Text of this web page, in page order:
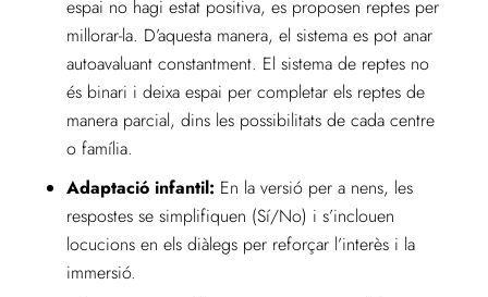
espai no hagi estat positiva, es proposen reptes per
millorar-la. D’aquesta manera, el sistema es pot anar
autoavaluant constantment. El sistema de reptes no
és binari i deixa espai per completar els reptes de
manera parcial, dins les possibilitats de cada centre
o família.
Adaptació infantil: En la versió per a nens, les
respostes se simplifiquen (Sí/No) i s’inclouen
locucions en els diàlegs per reforçar l’interès i la
immersió.